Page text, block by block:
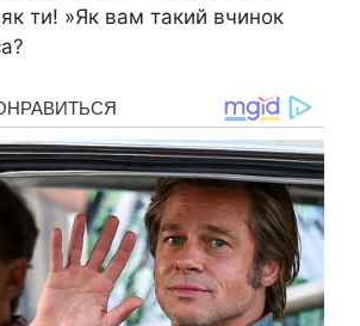
ти! »Як вам такий вчинок